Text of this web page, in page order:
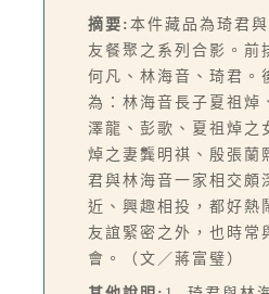
摘要: 本件藏品為琦君
友餐聚之系列合影。前
何凡、林海音、琦君。
為：林海音長子夏祖焯
澤龍、彭歌、夏祖焯之
焯之妻龔明祺、殷張蘭
君與林海音一家相交頗
近、興趣相投，都好熱
友誼緊密之外，也時常
會。（文／蔣富璧）